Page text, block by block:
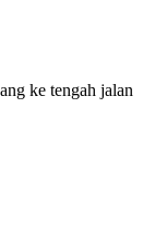
ke tengah jalan